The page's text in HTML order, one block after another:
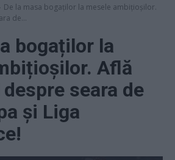
De la masa bogaților la mesele ambițioșilor.
de...
bogaților la
Află
seara de
și Liga